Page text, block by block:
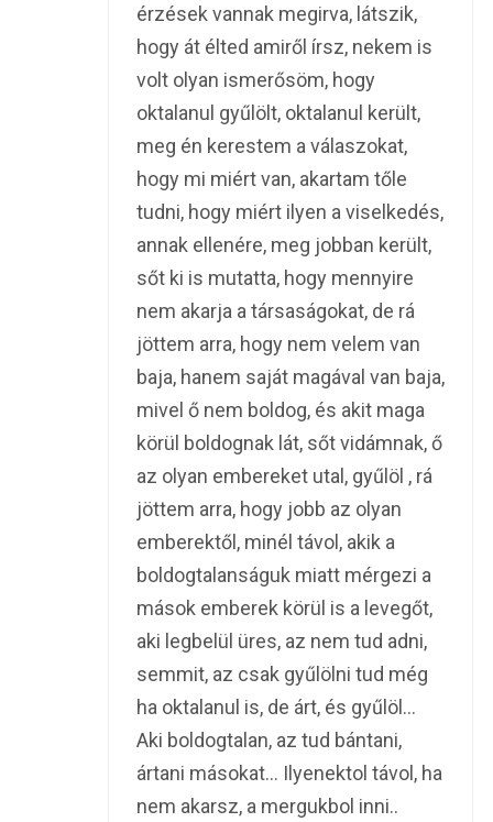
érzések vannak megirva, látszik,
hogy át élted amiről írsz, nekem is
volt olyan ismerősöm, hogy
oktalanul gyűlölt, oktalanul került,
meg én kerestem a válaszokat,
hogy mi miért van, akartam tőle
tudni, hogy miért ilyen a viselkedés,
annak ellenére, meg jobban került,
sőt ki is mutatta, hogy mennyire
nem akarja a társaságokat, de rá
jöttem arra, hogy nem velem van
baja, hanem saját magával van baja,
mivel ő nem boldog, és akit maga
körül boldognak lát, sőt vidámnak, ő
az olyan embereket utal, gyűlöl , rá
jöttem arra, hogy jobb az olyan
emberektől, minél távol, akik a
boldogtalanságuk miatt mérgezi a
mások emberek körül is a levegőt,
aki legbelül üres, az nem tud adni,
semmit, az csak gyűlölni tud még
ha oktalanul is, de árt, és gyűlöl…
Aki boldogtalan, az tud bántani,
ártani másokat… Ilyenektol távol, ha
nem akarsz, a mergukbol inni..